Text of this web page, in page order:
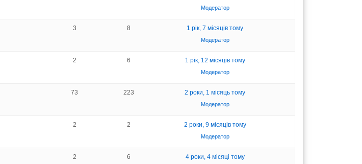
Модератор
3 8 1 рік, 7 місяців тому
Модератор
2 6 1 рік, 12 місяців тому
Модератор
73 223 2 роки, 1 місяць тому
Модератор
2 2 2 роки, 9 місяців тому
Модератор
2 6 4 роки, 4 місяці тому